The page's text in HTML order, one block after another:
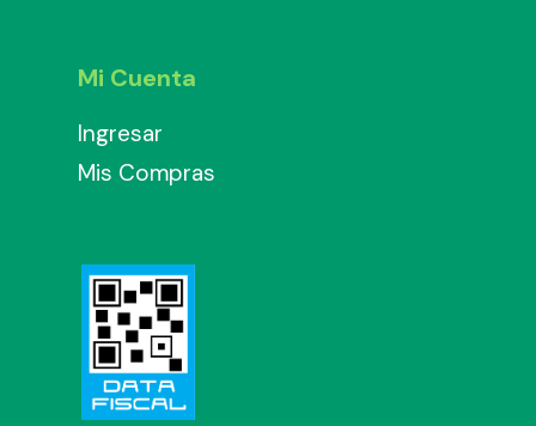
Mi Cuenta
Ingresar
Mis Compras